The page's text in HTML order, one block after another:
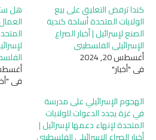
كندا ترفض التعليق على بيع
الولايات المتحدة أسلحة كندية
الصنع لإسرائيل | أخبار الصراع
الإسرائيلي الفلسطيني
أغسطس 20, 2024
في "أخبار"
هل
أغسطس 14,
في
الهجوم الإسرائيلي على مدرسة
في غزة يجدد الدعوات للولايات
المتحدة لإنهاء دعمها لإسرائيل |